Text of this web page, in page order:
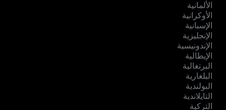
الألمانية
الأوكرانية
الإسبانية
الإنجليزية
الإندونيسية
الإيطالية
البرتغالية
البلغارية
البولندية
التايلاندية
التركية